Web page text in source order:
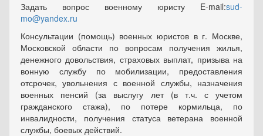
Задать вопрос военному юристу E-mail:sud-
mo@yandex.ru
Консультации (помощь) военных юристов в г. Москве,
Московской области по вопросам получения жилья,
денежного довольствия, страховых выплат, призыва на
вонную службу по мобилизации, предоставления
отсрочек, увольнения с военной службы, назначения
военных пенсий (за выслугу лет (в т.ч. с учетом
гражданского стажа), по потере кормильца, по
инвалидности, получения статуса ветерана военной
службы, боевых действий.